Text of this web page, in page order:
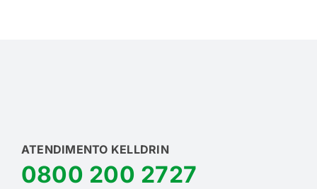
ATENDIMENTO KELLDRIN
0800 200 2727